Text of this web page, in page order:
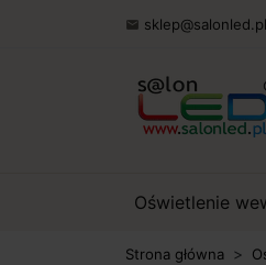
 sklep@salonled.pl
Oświetlenie
Strona główna